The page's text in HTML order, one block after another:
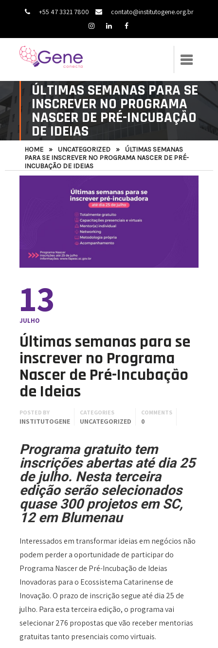
+55 47 3321 7800 contato@institutogene.org.br
ÚLTIMAS SEMANAS PARA SE
INSCREVER NO PROGRAMA
NASCER DE PRÉ-INCUBAÇÃO
DE IDEIAS
HOME » UNCATEGORIZED »
ÚLTIMAS SEMANAS
PARA SE INSCREVER NO PROGRAMA NASCER DE PRÉ-
INCUBAÇÃO DE IDEIAS
13
JULHO
Últimas semanas para se
inscrever no Programa
Nascer de Pré-Incubação
de Ideias
POSTED BY
INSTITUTOGENE
CATEGORIES
UNCATEGORIZED
COMMENTS
0
Programa gratuito tem
inscrições abertas até dia 25
de julho. Nesta terceira
edição serão selecionados
quase 300 projetos em SC,
12 em Blumenau
Interessados em transformar ideias em negócios não
podem perder a oportunidade de participar do
Programa Nascer de Pré-Incubação de Ideias
Inovadoras para o Ecossistema Catarinense de
Inovação. O prazo de inscrição segue até dia 25 de
julho. Para esta terceira edição, o programa vai
selecionar 276 propostas que vão receber mentorias
gratuitas tanto presenciais como virtuais.